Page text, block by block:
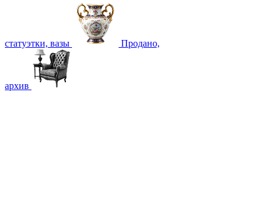
статуэтки, вазы Продано,
архив